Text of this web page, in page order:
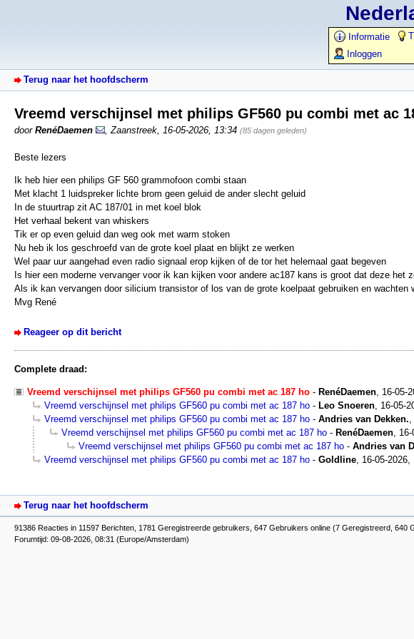
Informatie
Inloggen
Terug naar het hoofdscherm
Vreemd verschijnsel met philips GF560 pu combi met ac
door RenéDaemen Zaanstreek 16-05-2026, 13:34 (85 dagen geleden)
Beste lezers
Ik heb hier een philips GF 560 grammofoon combi staan
Met klacht 1 luidspreker lichte brom geen geluid de ander slecht geluid
In de stuurtrap zit AC 187/01 in met koel blok
Het verhaal bekent van whiskers
Tik er op even geluid dan weg ook met warm stoken
Nu heb ik los geschroefd van de grote koel plaat en blijkt ze werken
Wel paar uur aangehad even radio signaal erop kijken of de tor het helemaal gaat begeven
Is hier een moderne vervanger voor ik kan kijken voor andere ac187 kans is groot dat deze het
Als ik kan vervangen door silicium transistor of los van de grote koelpaat gebruiken en wachten
Mvg René
Reageer op dit bericht
Complete draad:
Vreemd verschijnsel met philips GF560 pu combi met ac 187 ho - RenéDaemen, 16-05-
Vreemd verschijnsel met philips GF560 pu combi met ac 187 ho - Leo Snoeren, 16-05-
Vreemd verschijnsel met philips GF560 pu combi met ac 187 ho - Andries van Dekken.,
Vreemd verschijnsel met philips GF560 pu combi met ac 187 ho - RenéDaemen,
Vreemd verschijnsel met philips GF560 pu combi met ac 187 ho - Andries van
Vreemd verschijnsel met philips GF560 pu combi met ac 187 ho - Goldline, 16-05-2026,
Terug naar het hoofdscherm
91386 Reacties in 11597 Berichten, 1781 Geregistreerde gebruikers, 647 Gebruikers online (7 Geregistreerd, 640
Forumtijd: 09-08-2026, 08:31 (Europe/Amsterdam)